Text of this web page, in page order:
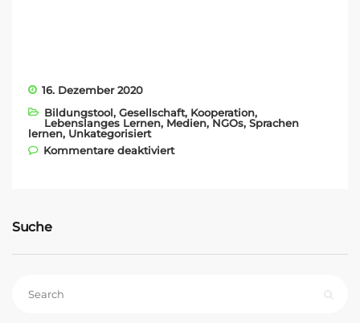
16. Dezember 2020
Bildungstool, Gesellschaft, Kooperation,
Lebenslanges Lernen, Medien,NGOs, Sprachen
lernen, Unkategorisiert
Kommentare deaktiviertfür Unser neuer NGO-Partner
Suche